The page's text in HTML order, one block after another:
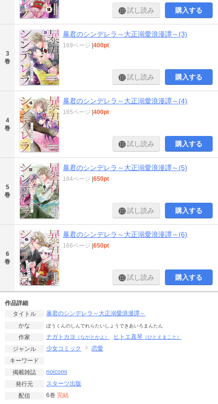
試し読み 購入する
3
巻
暴君のシンデレラ～大正溺愛浪漫譚～(3)
169ページ |400pt
試し読み 購入する
4
巻
暴君のシンデレラ～大正溺愛浪漫譚～(4)
165ページ |400pt
試し読み 購入する
5
巻
暴君のシンデレラ～大正溺愛浪漫譚～(5)
164ページ |650pt
試し読み 購入する
6
巻
暴君のシンデレラ～大正溺愛浪漫譚～(6)
166ページ |650pt
試し読み 購入する
作品詳細
タイトル
暴君のシンデレラ～大正溺愛浪漫譚～
かな
ぼうくんのしんでれらたいしょうできあいろまんたん
作家 ナガトカヨ （ながとかよ） ヒトエ真琴 （ひとえまこと）
ジャンル 少女コミック
恋愛
キーワード
掲載雑誌
noicomi
発行元
スターツ出版
配信
6巻 完結